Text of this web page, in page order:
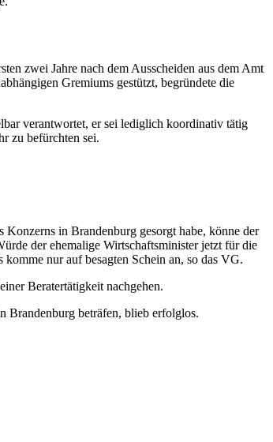
zwei Jahre nach dem Ausscheiden aus dem Amt
Gremiums gestützt, begründete die
verantwortet, er sei lediglich koordinativ tätig
zu befürchten sei.
in Brandenburg gesorgt habe, könne der
der ehemalige Wirtschaftsminister jetzt für die
nur auf besagten Schein an, so das VG.
Beratertätigkeit nachgehen.
Brandenburg beträfen, blieb erfolglos.